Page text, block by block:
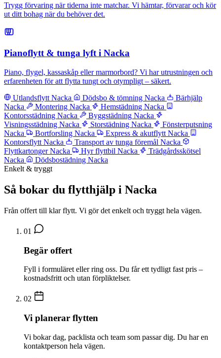
Trygg förvaring när tiderna inte matchar. Vi hämtar, förvarar och kör
ut ditt bohag när du behöver det.
Pianoflytt & tunga lyft i Nacka
Piano, flygel, kassaskåp eller marmorbord? Vi har utrustningen och
erfarenheten för att flytta tungt och otympligt – säkert.
Utlandsflytt Nacka
Dödsbo & tömning Nacka
Bärhjälp
Nacka
Montering Nacka
Hemstädning Nacka
Kontorsstädning Nacka
Byggstädning Nacka
Visningsstädning Nacka
Storstädning Nacka
Fönsterputsning
Nacka
Bortforsling Nacka
Express & akutflytt Nacka
Kontorsflytt Nacka
Transport av tunga föremål Nacka
Flyttkartonger Nacka
Hyr flyttbil Nacka
Trädgårdsskötsel
Nacka
Dödsbostädning Nacka
Enkelt & tryggt
Så bokar du flytthjälp i Nacka
Från offert till klar flytt. Vi gör det enkelt och tryggt hela vägen.
01
Begär offert
Fyll i formuläret eller ring oss. Du får ett tydligt fast pris –
kostnadsfritt och utan förpliktelser.
02
Vi planerar flytten
Vi bokar dag, packlista och team som passar dig. Du har en
kontaktperson hela vägen.